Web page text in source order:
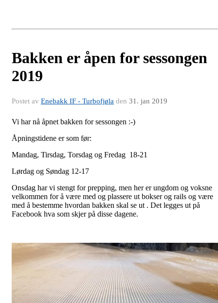
Bakken er åpen for sessongen
2019
Postet av Enebakk IF - Turbofjøla den 31. jan 2019
Vi har nå åpnet bakken for sessongen :-)
Åpningstidene er som før:
Mandag, Tirsdag, Torsdag og Fredag 18-21
Lørdag og Søndag 12-17
Onsdag har vi stengt for prepping, men her er ungdom og voksne
velkommen for å være med og plassere ut bokser og rails og være
med å bestemme hvordan bakken skal se ut . Det legges ut på
Facebook hva som skjer på disse dagene.